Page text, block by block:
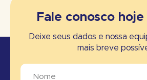
Fale conosco hoje
Deixe seus dados e nossa
mais breve